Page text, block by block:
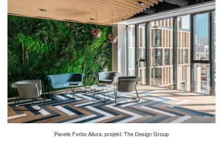
Panele Forbo Allura, projekt: The Design Group